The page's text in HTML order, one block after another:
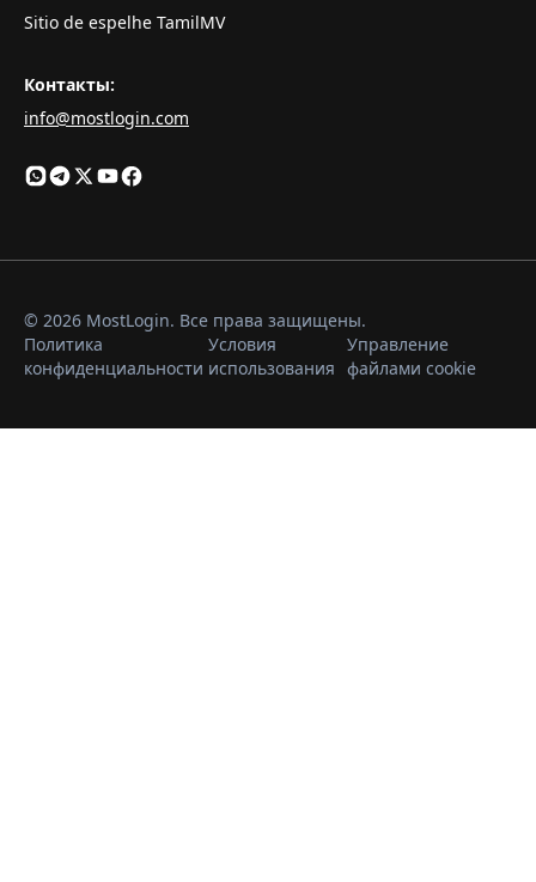
Sitio de espelhe TamilMV
Контакты:
info@mostlogin.com
© 2026 MostLogin. Все права защищены.
Политика
конфиденциальности
Условия
использования
Управление
файлами cookie